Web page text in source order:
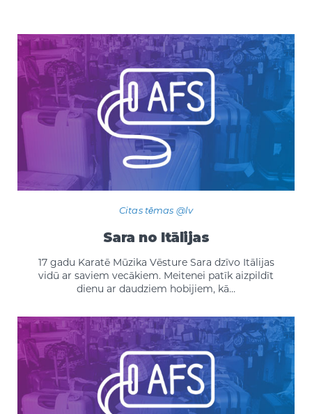
Citas tēmas @lv
Sara no Itālijas
17 gadu Karatē Mūzika Vēsture Sara dzīvo Itālijas
vidū ar saviem vecākiem. Meitenei patīk aizpildīt
dienu ar daudziem hobijiem, kā…